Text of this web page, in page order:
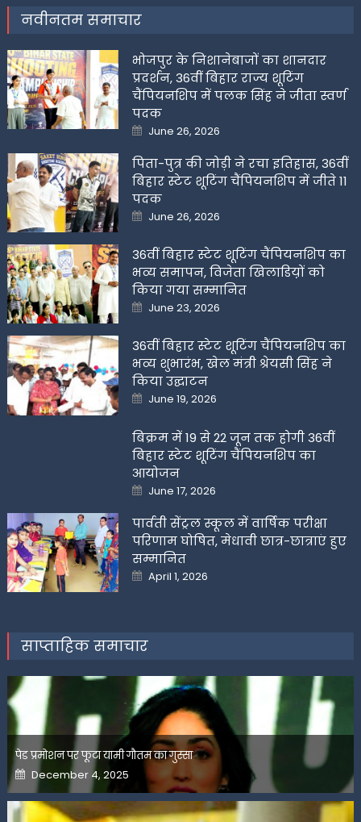
नवीनतम समाचार
भोजपुर के निशानेबाजों का शानदार
प्रदर्शन, 36वीं बिहार राज्य शूटिंग
चैंपियनशिप में पलक सिंह ने जीता स्वर्ण
पदक
Posted
on
June 26, 2026
पिता-पुत्र की जोड़ी ने रचा इतिहास, 36वीं
बिहार स्टेट शूटिंग चैंपियनशिप में जीते 11
पदक
Posted
on
June 26, 2026
36वीं बिहार स्टेट शूटिंग चैंपियनशिप का
भव्य समापन, विजेता खिलाडिय़ों को
किया गया सम्मानित
Posted
on
June 23, 2026
36वीं बिहार स्टेट शूटिंग चैंपियनशिप का
भव्य शुभारंभ, खेल मंत्री श्रेयसी सिंह ने
किया उद्घाटन
Posted
on
June 19, 2026
बिक्रम में 19 से 22 जून तक होगी 36वीं
बिहार स्टेट शूटिंग चैंपियनशिप का
आयोजन
Posted
on
June 17, 2026
पार्वती सेंट्रल स्कूल में वार्षिक परीक्षा
परिणाम घोषित, मेधावी छात्र-छात्राएं हुए
सम्मानित
Posted
on
April 1, 2026
साप्ताहिक समाचार
पेड प्रमोशन पर फूटा यामी गौतम का गुस्सा
Posted
on
December 4, 2025